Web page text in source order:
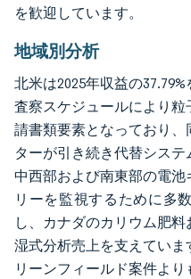
を歓迎しています。
地域別分析
北米は2025年収益の
査察スケジュールにより
請書類要素となっており
ターが引き続き代替システ
中西部および南東部の電
リーを監視するために多
し、カナダのカリウム肥
湿式分析売上を支えてい
リーンフィールド案件よ